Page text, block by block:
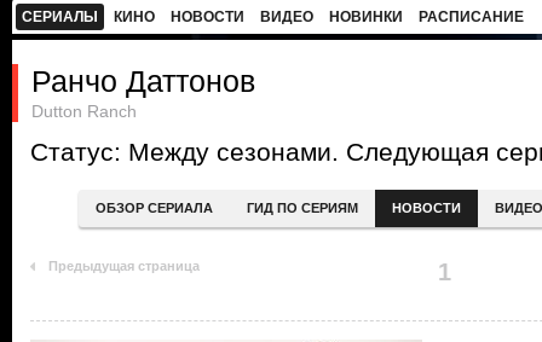
СЕРИАЛЫ КИНО НОВОСТИ ВИДЕО НОВИНКИ РАСПИСАНИЕ
Ранчо Даттонов
Dutton Ranch
Статус: Между сезонами. Следующая
ОБЗОР СЕРИАЛА ГИД ПО СЕРИЯМ НОВОСТИ ВИДЕО
Предыдущая страница 1